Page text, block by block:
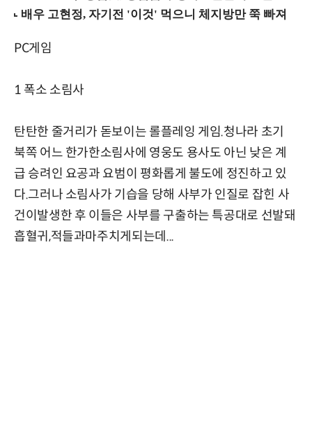
PC게임
1 폭소 소림사
탄탄한 줄거리가 돋보이는 롤플레잉 게임.청나라 초기
북쪽 어느 한가한소림사에 영웅도 용사도 아닌 낮은 계
급 승려인 요공과 요범이 평화롭게 불도에 정진하고 있
다.그러나 소림사가 기습을 당해 사부가 인질로 잡힌 사
건이발생한 후 이들은 사부를 구출하는 특공대로 선발돼
흡혈귀,적들과마주치게되는데...